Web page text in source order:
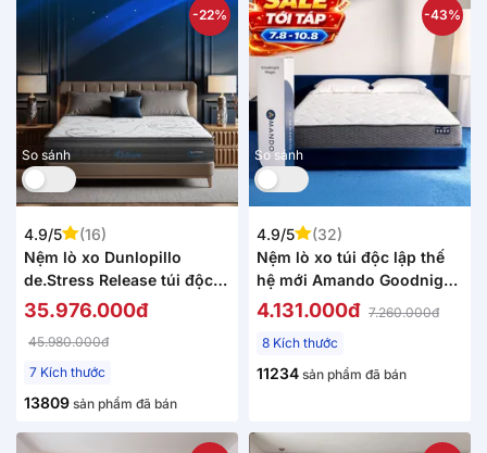
So sánh
-22%
4.9/5
(16)
Nệm lò xo Dunlopillo
de.Stress Release túi độc
lập phân 5 vùng nâng đỡ
35.976.000đ
45.980.000đ
7 Kích thước
13809 sản phẩm đã bán
So sánh
-43%
4.9/5
(32)
Nệm lò xo túi độc lập thế
hệ mới Amando Goodnight
Magic nâng đỡ êm ái 20cm
4.131.000đ 7.260.000đ
8 Kích thước
11234 sản phẩm đã bán